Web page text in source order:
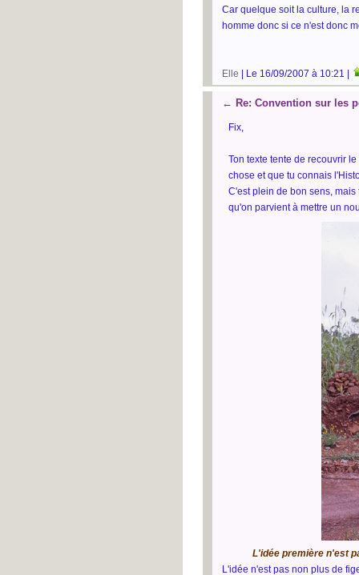
Car quelque soit la culture, la
homme donc si ce n'est donc
Elle | Le 16/09/2007 à 10:21 |
← Re: Convention sur les
Fix,
Ton texte tente de recouvrir
chose et que tu connais
C'est plein de bon sens,
qu'on parvient à mettre un
L'idée première n'est
L'idée n'est pas non plus de